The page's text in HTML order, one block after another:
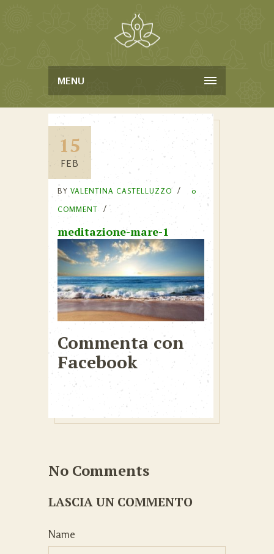
MENU
15
FEB
BY VALENTINA CASTELLUZZO
0
COMMENT
meditazione-mare-1
Commenta con
Facebook
No Comments
LASCIA UN COMMENTO
Name